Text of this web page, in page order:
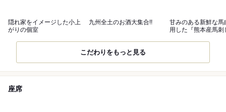
隠れ家をイメージした小上
がりの個室
九州全土のお酒大集合!!
甘みのある新鮮な馬
用した『熊本産馬刺
こだわりをもっと見る
座席